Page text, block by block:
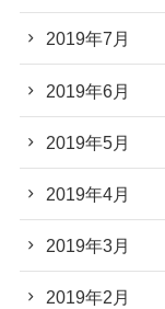
2019年7月
2019年6月
2019年5月
2019年4月
2019年3月
2019年2月